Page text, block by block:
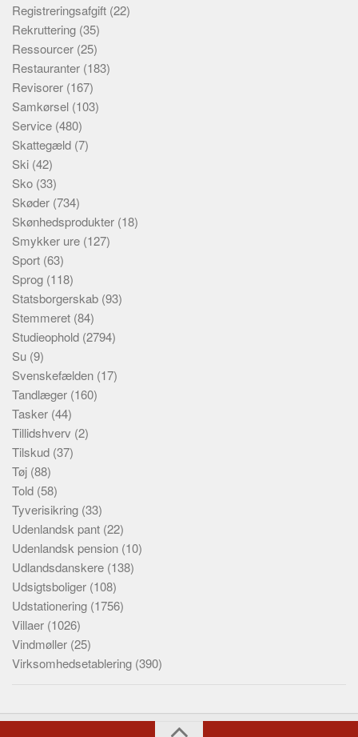
Registreringsafgift (22)
Rekruttering (35)
Ressourcer (25)
Restauranter (183)
Revisorer (167)
Samkørsel (103)
Service (480)
Skattegæld (7)
Ski (42)
Sko (33)
Skøder (734)
Skønhedsprodukter (18)
Smykker ure (127)
Sport (63)
Sprog (118)
Statsborgerskab (93)
Stemmeret (84)
Studieophold (2794)
Su (9)
Svenskefælden (17)
Tandlæger (160)
Tasker (44)
Tillidshverv (2)
Tilskud (37)
Tøj (88)
Told (58)
Tyverisikring (33)
Udenlandsk pant (22)
Udenlandsk pension (10)
Udlandsdanskere (138)
Udsigtsboliger (108)
Udstationering (1756)
Villaer (1026)
Vindmøller (25)
Virksomhedsetablering (390)